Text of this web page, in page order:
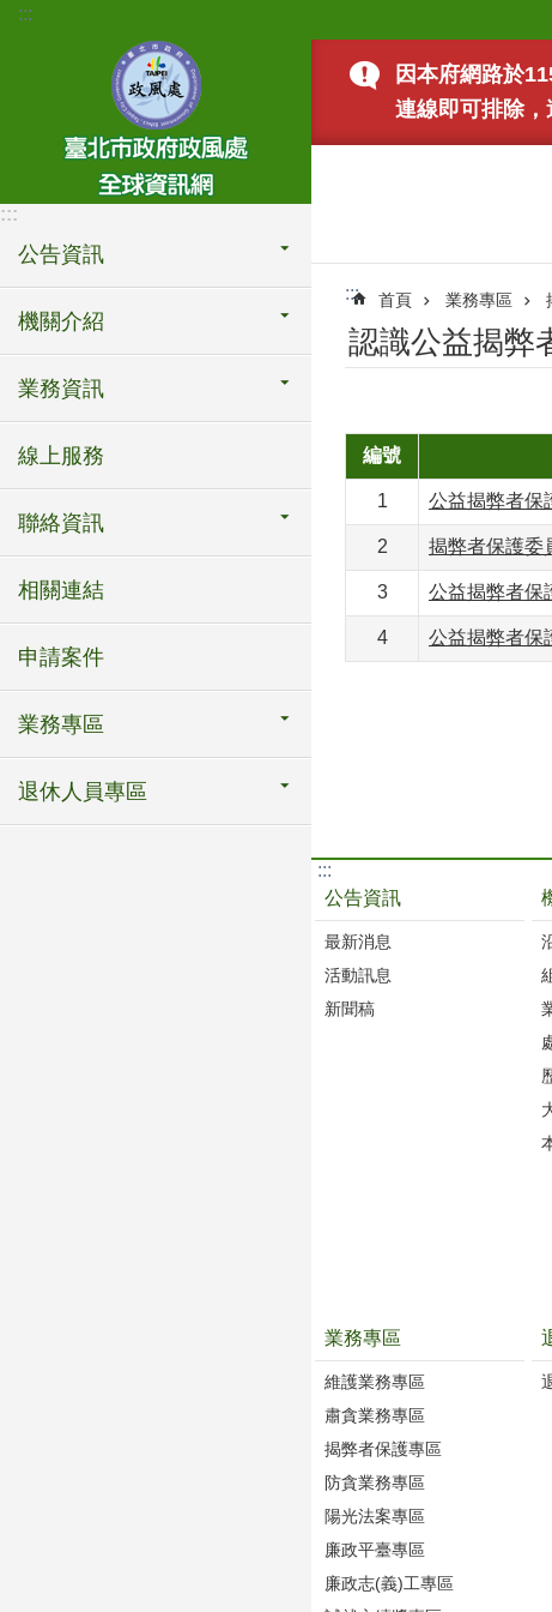
跳到主要內容區塊
:::
:::
公告資訊
機關介紹
業務資訊
線上服務
聯絡資訊
相關連結
申請案件
業務專區
退休人員專區
因本府網路於
連線即可排除，
::: 首頁 業務專區
認識公益揭弊
編號
1 公益揭弊者保
2 揭弊者保護委
3 公益揭弊者保
4 公益揭弊者保
:::
公告資訊
最新消息
活動訊息
新聞稿
業務專區
維護業務專區
肅貪業務專區
揭弊者保護專區
防貪業務專區
陽光法案專區
廉政平臺專區
廉政志(義)工專區